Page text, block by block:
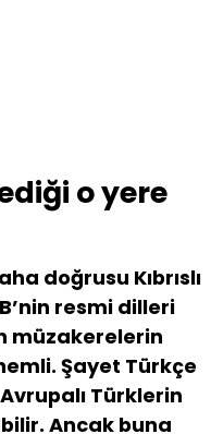
o yere
doğrusu Kıbrıslı
resmi dilleri
müzakerelerin
Şayet Türkçe
Türklerin
Ancak buna